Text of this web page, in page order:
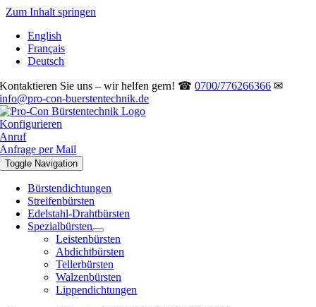
Zum Inhalt springen
English
Français
Deutsch
Kontaktieren Sie uns – wir helfen gern! ☎0700/776266366 ✉
info@pro-con-buerstentechnik.de
Konfigurieren
Anruf
Anfrage per Mail
Toggle Navigation
Bürstendichtungen
Streifenbürsten
Edelstahl-Drahtbürsten
Spezialbürsten
Leistenbürsten
Abdichtbürsten
Tellerbürsten
Walzenbürsten
Lippendichtungen